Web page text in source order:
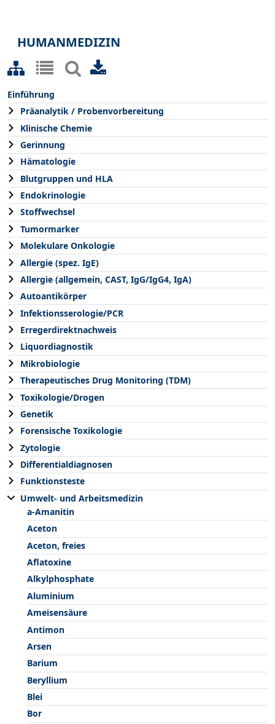
HUMANMEDIZIN
Einführung
Präanalytik / Probenvorbereitung
Klinische Chemie
Gerinnung
Hämatologie
Blutgruppen und HLA
Endokrinologie
Stoffwechsel
Tumormarker
Molekulare Onkologie
Allergie (spez. IgE)
Allergie (allgemein, CAST, IgG/IgG4, IgA)
Autoantikörper
Infektionsserologie/PCR
Erregerdirektnachweis
Liquordiagnostik
Mikrobiologie
Therapeutisches Drug Monitoring (TDM)
Toxikologie/Drogen
Genetik
Forensische Toxikologie
Zytologie
Differentialdiagnosen
Funktionsteste
Umwelt- und Arbeitsmedizin
a-Amanitin
Aceton
Aceton, freies
Aflatoxine
Alkylphosphate
Aluminium
Ameisensäure
Antimon
Arsen
Barium
Beryllium
Blei
Bor